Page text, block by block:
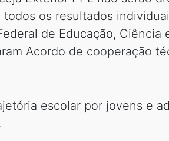
os resultados
de Educação, Ciência
Acordo de cooperação
escolar por jovens e